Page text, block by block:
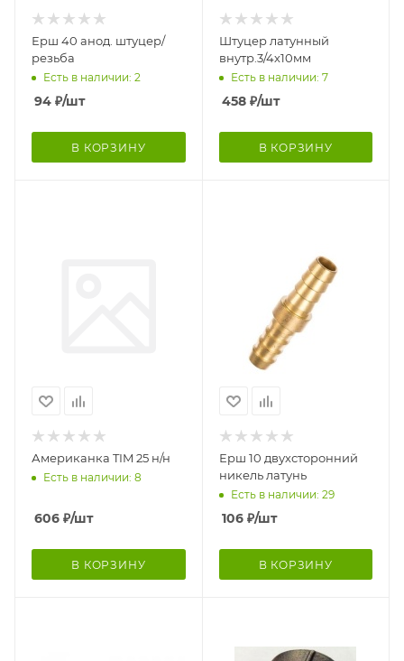
Ерш 40 анод. штуцер/
резьба
Есть в наличии: 2
94 ₽/шт
В КОРЗИНУ
Штуцер латунный
внутр.3/4х10мм
Есть в наличии: 7
458₽/шт
В КОРЗИНУ
Американка TIM 25 н/н
Есть в наличии: 8
606 ₽/шт
В КОРЗИНУ
Ерш 10 двухсторонний
никель латунь
Есть в наличии: 29
106₽/шт
В КОРЗИНУ